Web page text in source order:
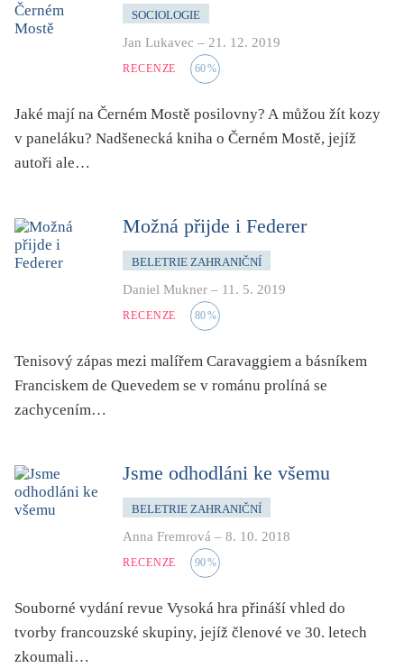
světový bestseller
trauma
umění, design, architektura
válka
věda
vztahy
young adult
zahraniční kniha o ČR
SOCIOLOGIE
Jan Lukavec – 21. 12. 2019
RECENZE 60%
Jaké mají na Černém Mostě posilovny? A můžou žít kozy
v paneláku? Nadšenecká kniha o Černém Mostě, jejíž
autoři ale…
Možná přijde i Federer
BELETRIE ZAHRANIČNÍ
Daniel Mukner – 11. 5. 2019
RECENZE 80%
Tenisový zápas mezi malířem Caravaggiem a básníkem
Franciskem de Quevedem se v románu prolíná se
zachycením…
Jsme odhodláni ke všemu
BELETRIE ZAHRANIČNÍ
Anna Fremrová – 8. 10. 2018
RECENZE 90%
Souborné vydání revue Vysoká hra přináší vhled do
tvorby francouzské skupiny, jejíž členové ve 30. letech
zkoumali…